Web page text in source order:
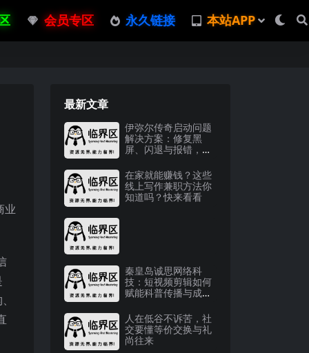
会员专区 永久链接 本站APP
业
最新文章
伊弥尔传奇启动问题
解决方案：修复黑
屏、闪退与报错，提
在家就能赚钱？这些
线上写作兼职方法你
知道吗？快来看看
秦皇岛诚思网络科
技：短视频剪辑如何
赋能科普传播与成人
人在低谷不诉苦，社
交要懂等价交换与礼
尚往来